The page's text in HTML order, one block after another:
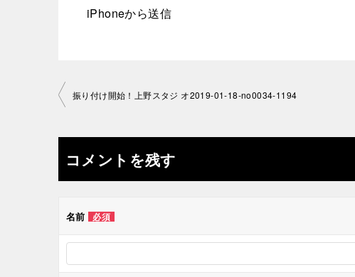
iPhoneから送信
投
ナ
ビ
ゲ
ー
振り付け開始！上野スタジ オ2019-01-18-no0034-1194
コメントを残す
名前 必須